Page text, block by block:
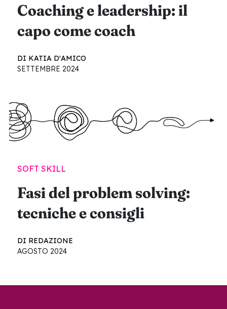
Coaching e leadership: il
capo come coach
DI KATIA D'AMICO
SETTEMBRE 2024
SOFT SKILL
Fasi del problem solving:
tecniche e consigli
DI REDAZIONE
AGOSTO 2024